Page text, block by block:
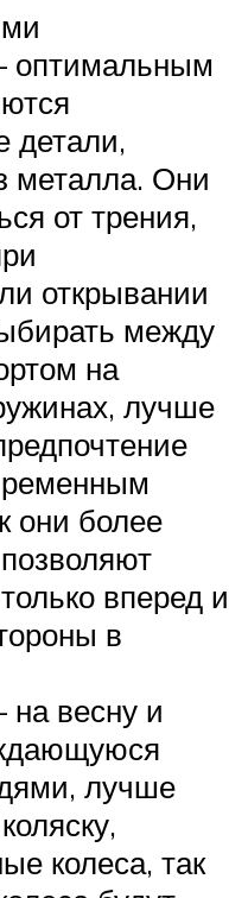
детали,
металла. Они
от трения,
открывании
между
на
лучше
они более
вперед и
в
весну и
лучше
колеса, так